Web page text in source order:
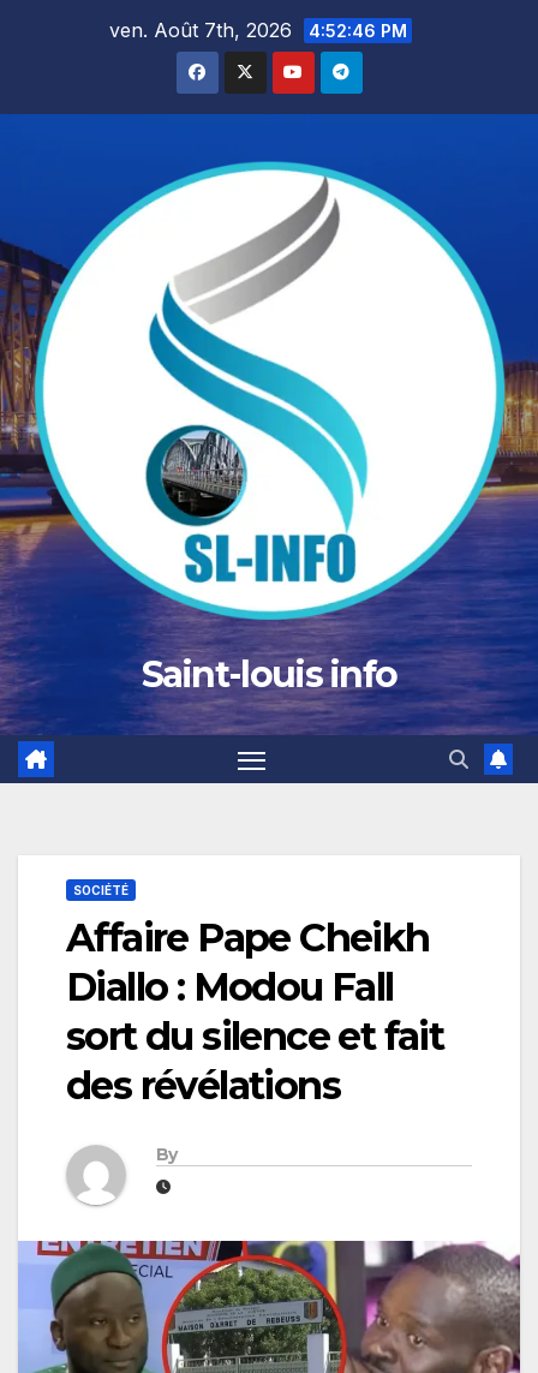
ven. Août 7th, 2026 4:52:48 PM
Saint-louis info
SOCIÉTÉ
Affaire Pape Cheikh
Diallo : Modou Fall
sort du silence et fait
des révélations
By